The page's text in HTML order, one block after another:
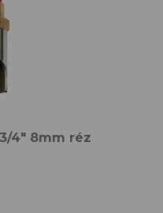
4" 8mm réz